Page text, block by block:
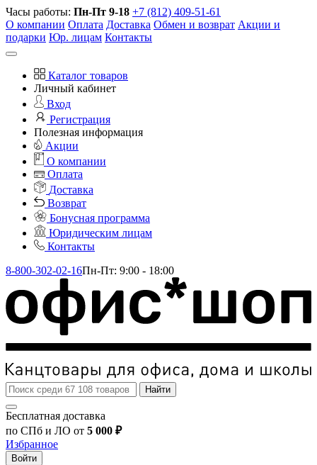
Часы работы: Пн-Пт 9-18 +7 (812) 409-51-61
О компании Оплата Доставка Обмен и возврат Акции и
подарки Юр. лицам Контакты
Каталог товаров
Личный кабинет
Вход
Регистрация
Полезная информация
Акции
О компании
Оплата
Доставка
Возврат
Бонусная программа
Юридическим лицам
Контакты
8-800-302-02-16Пн-Пт: 9:00 - 18:00
Найти
Бесплатная доставка
по СПб и ЛО от 5 000 ₽
Избранное
Войти